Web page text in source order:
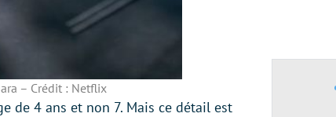
– Crédit : Netflix
de 4 ans et non 7. Mais ce détail est